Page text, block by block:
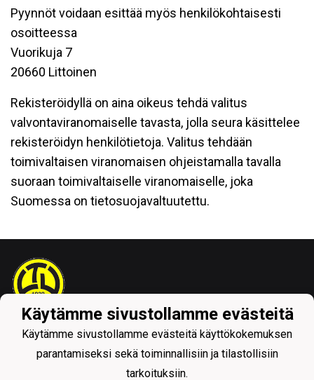
Pyynnöt voidaan esittää myös henkilökohtaisesti
osoitteessa
Vuorikuja 7
20660 Littoinen
Rekisteröidyllä on aina oikeus tehdä valitus
valvontaviranomaiselle tavasta, jolla seura käsittelee
rekisteröidyn henkilötietoja. Valitus tehdään
toimivaltaisen viranomaisen ohjeistamalla tavalla
suoraan toimivaltaiselle viranomaiselle, joka
Suomessa on tietosuojavaltuutettu.
Tietosuojaseloste
Käytämme sivustollamme evästeitä
Käytämme sivustollamme evästeitä käyttökokemuksen
parantamiseksi sekä toiminnallisiin ja tilastollisiin
tarkoituksiin.